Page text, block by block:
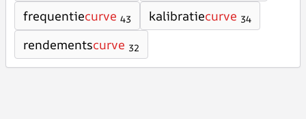
frequentiecurve 43 kalibratiecurve 34
rendementscurve 32